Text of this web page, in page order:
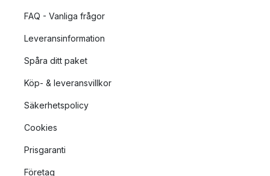
FAQ - Vanliga frågor
Leveransinformation
Spåra ditt paket
Köp- & leveransvillkor
Säkerhetspolicy
Cookies
Prisgaranti
Företag